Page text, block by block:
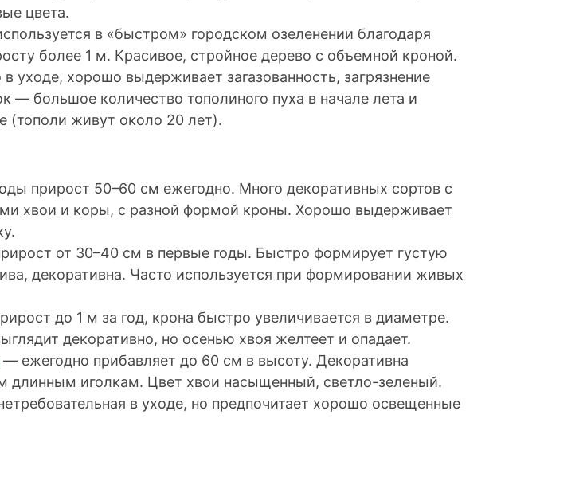
цвета.
в «быстром» городском озеленении благодаря
более 1 м. Красивое, стройное дерево с объемной кроной.
в уходе, хорошо выдерживает загазованность, загрязнение
— большое количество тополиного пуха в начале лета и
(тополи живут около 20 лет).
прирост 50–60 см ежегодно. Много декоративных сортов с
хвои и коры, с разной формой кроны. Хорошо выдерживает
от 30–40 см в первые годы. Быстро формирует густую
декоративна. Часто используется при формировании живых
до 1 м за год, крона быстро увеличивается в диаметре.
декоративно, но осенью хвоя желтеет и опадает.
— ежегодно прибавляет до 60 см в высоту. Декоративна
длинным иголкам. Цвет хвои насыщенный, светло-зеленый.
в уходе, но предпочитает хорошо освещенные